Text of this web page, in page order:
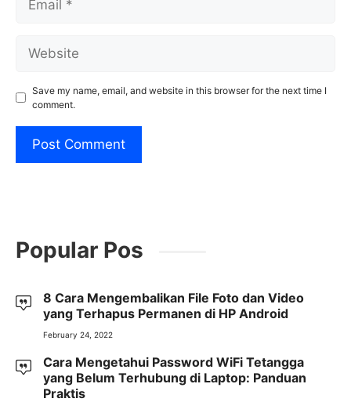
Save my name, email, and website in this browser for the next time I
comment.
Popular Pos
8 Cara Mengembalikan File Foto dan Video
yang Terhapus Permanen di HP Android
February 24, 2022
Cara Mengetahui Password WiFi Tetangga
yang Belum Terhubung di Laptop: Panduan
Praktis